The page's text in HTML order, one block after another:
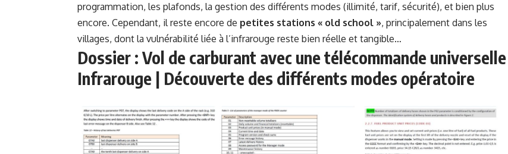
programmation, les plafonds, la gestion des différents modes (illimité, tarif, sécurité), et bien plus
encore. Cependant, il reste encore de petites stations « old school », principalement dans les
villages, dont la vulnérabilité liée à l’infrarouge reste bien réelle et tangible…
Dossier : Vol de carburant avec une télécommande universelle
Infrarouge | Découverte des différents modes opératoire